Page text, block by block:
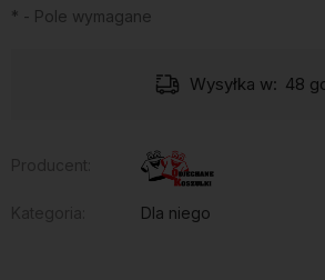
* - Pole wymagane
Wysyłka w: 48
Dla niego